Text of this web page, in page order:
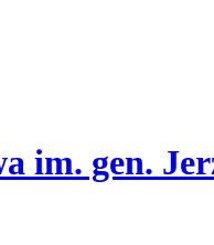
im. gen.